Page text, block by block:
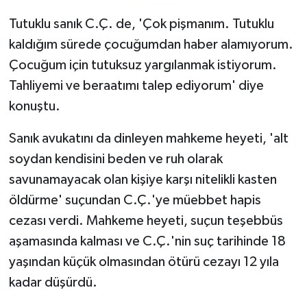
Tutuklu sanık C.Ç. de, 'Çok pişmanım. Tutuklu
kaldığım sürede çocuğumdan haber alamıyorum.
Çocuğum için tutuksuz yargılanmak istiyorum.
Tahliyemi ve beraatımı talep ediyorum' diye
konuştu.
Sanık avukatını da dinleyen mahkeme heyeti, 'alt
soydan kendisini beden ve ruh olarak
savunamayacak olan kişiye karşı nitelikli kasten
öldürme' suçundan C.Ç.'ye müebbet hapis
cezası verdi. Mahkeme heyeti, suçun teşebbüs
aşamasında kalması ve C.Ç.'nin suç tarihinde 18
yaşından küçük olmasından ötürü cezayı 12 yıla
kadar düşürdü.